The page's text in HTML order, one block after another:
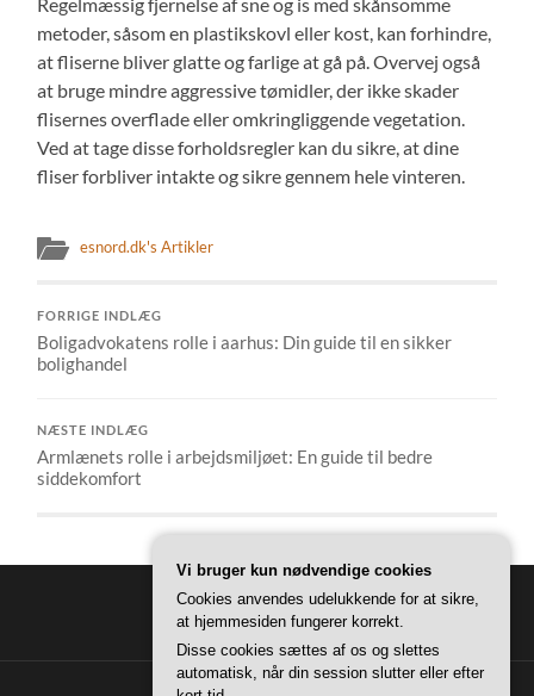
metoder, såsom en plastikskovl eller kost, kan forhindre,
at fliserne bliver glatte og farlige at gå på. Overvej også
at bruge mindre aggressive tømidler, der ikke skader
flisernes overflade eller omkringliggende vegetation.
Ved at tage disse forholdsregler kan du sikre, at dine
fliser forbliver intakte og sikre gennem hele vinteren.
esnord.dk's Artikler
FORRIGE INDLÆG
Boligadvokatens rolle i aarhus: Din guide til en sikker
bolighandel
NÆSTE INDLÆG
Armlænets rolle i arbejdsmiljøet: En guide til bedre
siddekomfort
Vi bruger kun nødvendige cookies
Cookies anvendes udelukkende for at sikre,
at hjemmesiden fungerer korrekt.
Disse cookies sættes af os og slettes
automatisk, når din session slutter eller efter